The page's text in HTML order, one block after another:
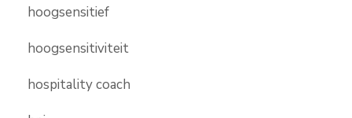
hoogsensitief
hoogsensitiviteit
hospitality coach